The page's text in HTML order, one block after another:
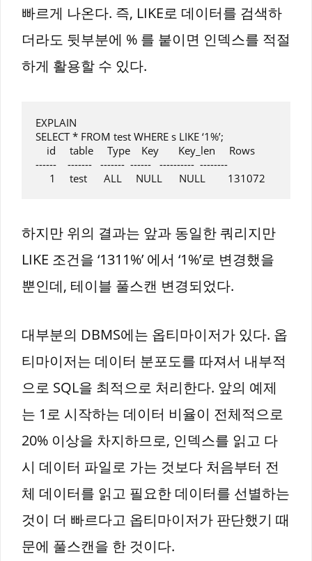
빠르게 나온다. 즉, LIKE로 데이터를 검색하
더라도 뒷부분에 % 를 붙이면 인덱스를 적절
하게 활용할 수 있다.
EXPLAIN
SELECT * FROM test WHERE s LIKE ‘1%’;
------    -------   -------  ------   ----------  --------
하지만 위의 결과는 앞과 동일한 쿼리지만
LIKE 조건을 ‘1311%’ 에서 ‘1%’로 변경했을
뿐인데, 테이블 풀스캔 변경되었다.
대부분의 DBMS에는 옵티마이저가 있다. 옵
티마이저는 데이터 분포도를 따져서 내부적
으로 SQL을 최적으로 처리한다. 앞의 예제
는 1로 시작하는 데이터 비율이 전체적으로
20% 이상을 차지하므로, 인덱스를 읽고 다
시 데이터 파일로 가는 것보다 처음부터 전
체 데이터를 읽고 필요한 데이터를 선별하는
것이 더 빠르다고 옵티마이저가 판단했기 때
문에 풀스캔을 한 것이다.